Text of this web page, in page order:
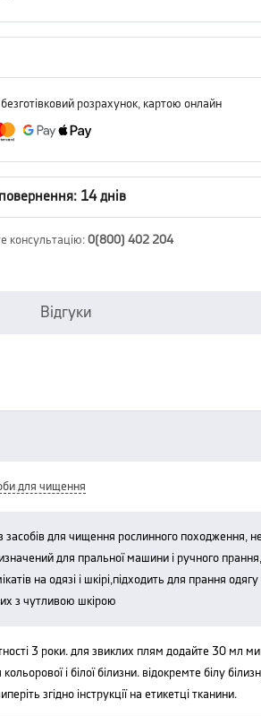
безготівковий розрахунок, картою онлайн
14 днів
консультацію: 0(800) 402 204
Відгуки
для чищення
для пральної машини і ручного
на одязі і шкірі,підходить для прання
з чутливою шкірою
і білої білизни. відокремте білу
згідно інструкції на етикетці тканини.